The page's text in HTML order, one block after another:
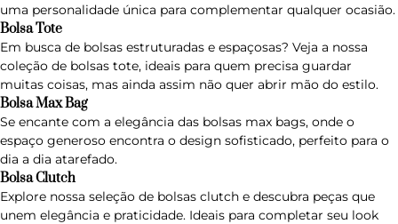
uma personalidade única para complementar qualquer ocasião.
Bolsa Tote
Em busca de bolsas estruturadas e espaçosas? Veja a nossa
coleção de bolsas tote, ideais para quem precisa guardar
muitas coisas, mas ainda assim não quer abrir mão do estilo.
Bolsa Max Bag
Se encante com a elegância das bolsas max bags, onde o
espaço generoso encontra o design sofisticado, perfeito para o
dia a dia atarefado.
Bolsa Clutch
Explore nossa seleção de bolsas clutch e descubra peças que
unem elegância e praticidade. Ideais para completar seu look